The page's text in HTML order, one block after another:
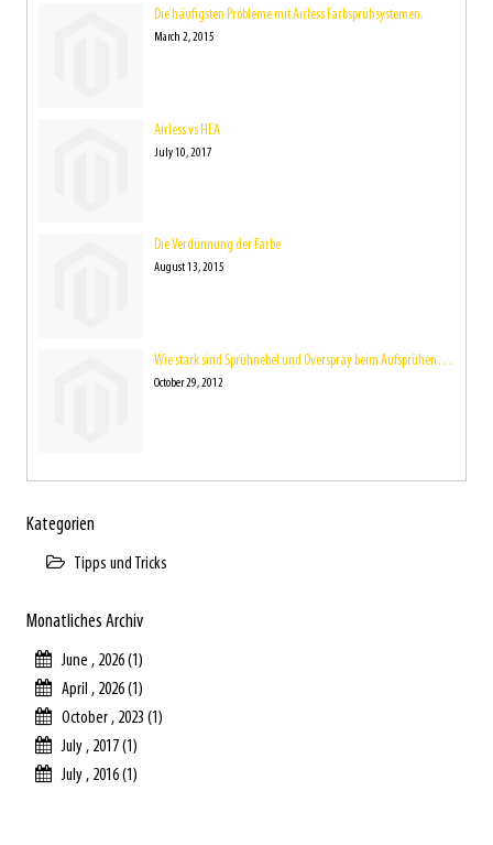
Die häufigsten Probleme mit Airless Farbsprühsystemen.
March 2, 2015
Airless vs HEA
July 10, 2017
Die Verdünnung der Farbe
August 13, 2015
Wie stark sind Sprühnebel und Overspray beim Aufsprühen der Farbe eigentlich?
October 29, 2012
Kategorien
Tipps und Tricks
Monatliches Archiv
June , 2026 (1)
April , 2026 (1)
October , 2023 (1)
July , 2017 (1)
July , 2016 (1)